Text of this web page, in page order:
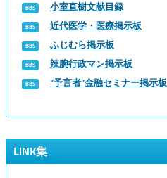
小室直樹文献目録
近代医学・医療掲示板
ふじむら掲示板
辣腕行政マン掲示板
“予言者”金融セミナー掲示板
LINK集